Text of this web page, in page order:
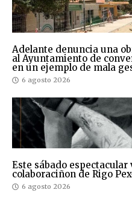
Adelante denuncia una
al Ayuntamiento de
en un ejemplo de mala
6 agosto 2026
Este sábado espectacular
colaboraciñon de Rigo
6 agosto 2026